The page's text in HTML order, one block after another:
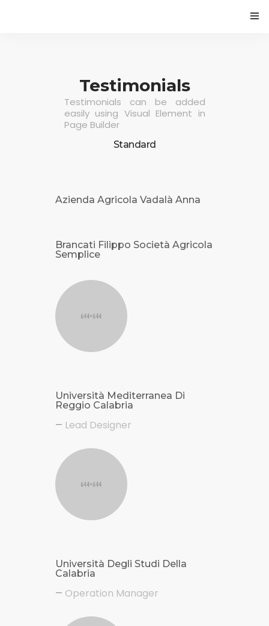
CAMBIAMENTI CLIMATICI E VITICOLTURA
ECONOMIA CIRCOLARE NELLA FILIERA VITIVINICOLA
Testimonials
Testimonials can be added
easily using Visual Element in
Page Builder
Standard
Azienda Agricola Vadalà Anna
Brancati Filippo Società Agricola
Semplice
Università Mediterranea Di
Reggio Calabria
— Lead Designer
Università Degli Studi Della
Calabria
— Operation Manager